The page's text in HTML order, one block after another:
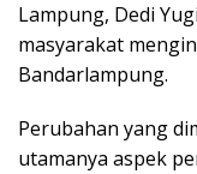
Lampung, Dedi
masyarakat
Bandarlampung.
Perubahan yang
utamanya aspek